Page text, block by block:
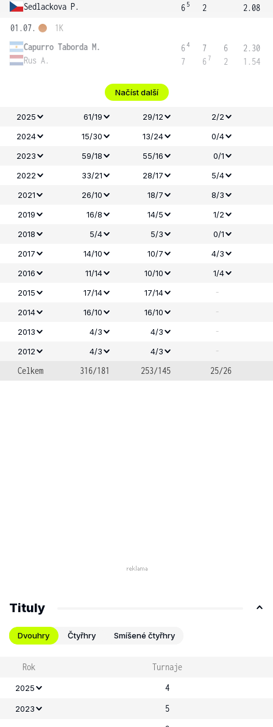
Sedlackova P.
6 5
2
2.08
01.07.
Capurro Taborda M.
Rus A.
1K
64
7
7
6 7
6
2
2.30
1.54
Načíst další
2025 61/19 29/12
2/2
2024
15/30 13/24
0/4
2023
59/18 55/16
0/1
2022
33/21 28/17
5/4
2021
26/10 18/7
8/3
2019
16/8 14/5
1/2
2018
5/4 5/3
0/1
2017
14/10 10/7
4/3
2016
11/14 10/10
1/4
2015
17/14 17/14 -
2014 16/10 16/10 -
2013 4/3 4/3 -
2012 4/3 4/3
-
Celkem
316/181 253/145 25/26
Tituly
Dvouhry Čtyřhry Smíšené čtyřhry
Rok Turnaje
2025 4
2023 5